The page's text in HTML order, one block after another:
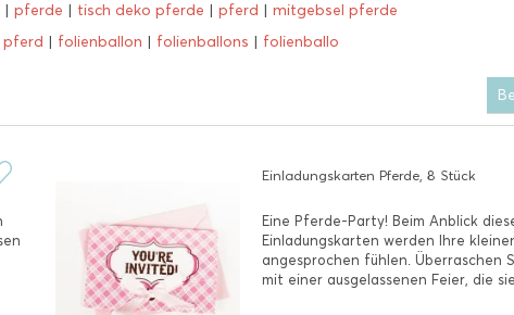
| pferde | tisch deko pferde | pferd | mitgebsel pferde
pferd | folienballon | folienballons | folienballo
Einladungskarten Pferde, 8 Stück
Eine Pferde-Party! Beim Anblick
Einladungskarten werden Ihre
angesprochen fühlen. Überraschen
mit einer ausgelassenen Feier, die